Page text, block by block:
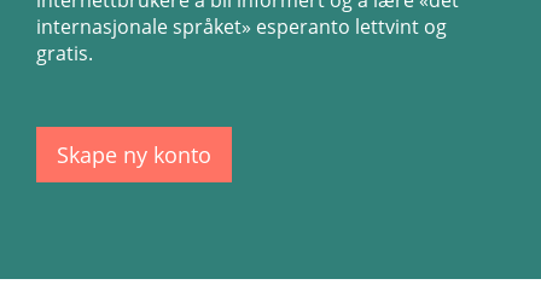
internasjonale språket» esperanto lettvint og
gratis.
Skape ny konto